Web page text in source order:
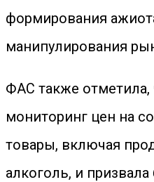
формирования
манипулирования
ФАС также
мониторинг цен на
товары, включая
алкоголь, и